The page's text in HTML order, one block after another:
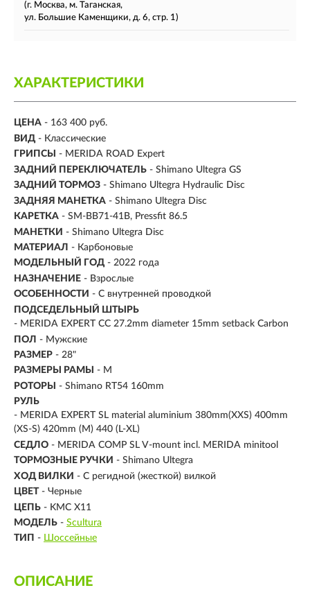
(г. Москва, м. Таганская,
ул. Большие Каменщики, д. 6, стр. 1)
ХАРАКТЕРИСТИКИ
ЦЕНА - 163 400 руб.
ВИД - Классические
ГРИПСЫ
- MERIDA ROAD Expert
ЗАДНИЙ ПЕРЕКЛЮЧАТЕЛЬ - Shimano Ultegra GS
ЗАДНИЙ ТОРМОЗ - Shimano Ultegra Hydraulic Disc
ЗАДНЯЯ МАНЕТКА - Shimano Ultegra Disc
КАРЕТКА - SM-BB71-41B, Pressfit 86.5
МАНЕТКИ - Shimano Ultegra Disc
МАТЕРИАЛ - Карбоновые
МОДЕЛЬНЫЙ ГОД - 2022 года
НАЗНАЧЕНИЕ - Взрослые
ОСОБЕННОСТИ - С внутренней проводкой
ПОДСЕДЕЛЬНЫЙ ШТЫРЬ
- MERIDA EXPERT CC 27.2mm diameter 15mm setback Carbon
ПОЛ - Мужские
РАЗМЕР - 28"
РАЗМЕРЫ РАМЫ
- M
РОТОРЫ
- Shimano RT54 160mm
РУЛЬ
- MERIDA EXPERT SL material aluminium 380mm(XXS) 400mm
(XS-S) 420mm (M) 440 (L-XL)
СЕДЛО - MERIDA COMP SL V-mount incl. MERIDA minitool
ТОРМОЗНЫЕ РУЧКИ - Shimano Ultegra
ХОД ВИЛКИ - С регидной (жесткой) вилкой
ЦВЕТ - Черные
ЦЕПЬ - KMC X11
МОДЕЛЬ - Scultura
ТИП - Шоссейные
ОПИСАНИЕ